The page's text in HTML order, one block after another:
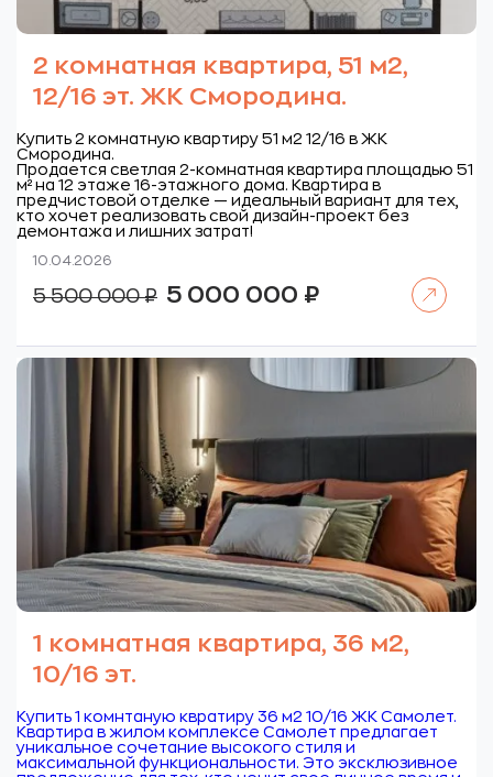
2 комнатная квартира, 51 м2,
12/16 эт. ЖК Смородина.
Купить 2 комнатную квартиру 51 м2 12/16 в ЖК
Смородина.
Продается светлая 2-комнатная квартира площадью 51
м² на 12 этаже 16-этажного дома. Квартира в
предчистовой отделке — идеальный вариант для тех,
кто хочет реализовать свой дизайн-проект без
демонтажа и лишних затрат!
10.04.2026
5 500 000₽
Первоначальная
цена
500
000 ₽.
5 000 000 ₽Текущая
000 ₽.
1 комнатная квартира, 36 м2,
10/16 эт.
Купить 1 комнтаную квратиру 36 м2 10/16 ЖК Самолет.
Квартира в жилом комплексе Самолет предлагает
уникальное сочетание высокого стиля и
максимальной функциональности. Это эксклюзивное